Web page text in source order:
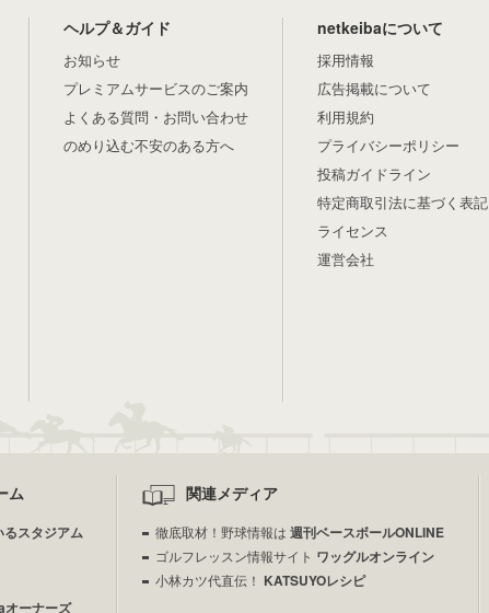
ヘルプ＆ガイド
お知らせ
プレミアムサービスのご案内
よくある質問・お問い合わせ
のめり込む不安のある方へ
netkeibaについて
採用情報
広告掲載について
利用規約
プライバシーポリシー
投稿ガイドライン
特定商取引法に基づく表記
ライセンス
運営会社
ム
るスタジアム
ーナーズ
関連メディア
徹底取材！野球情報は 週刊ベースボールONLINE
ゴルフレッスン情報サイト ワッグルオンライン
小林カツ代直伝！ KATSUYOレシピ